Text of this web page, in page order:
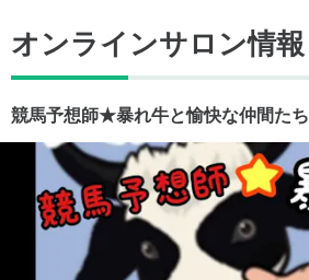
オンラインサロン情報
競馬予想師★暴れ牛と愉快な仲間たち